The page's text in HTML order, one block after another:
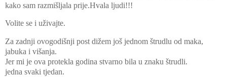
kako sam razmišljala prije.Hvala ljudi!!!
Volite se i uživajte.
Za zadnji ovogodišnji post dižem još jednom štrudlu od maka,
jabuka i višanja.
Jer mi je ova protekla godina stvarno bila u znaku štrudli.
jedna svaki tjedan.